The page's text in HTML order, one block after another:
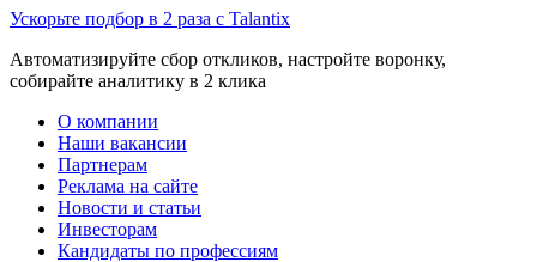
Ускорьте подбор в 2 раза с Talantix
Автоматизируйте сбор откликов, настройте воронку,
собирайте аналитику в 2 клика
О компании
Наши вакансии
Партнерам
Реклама на сайте
Новости и статьи
Инвесторам
Кандидаты по профессиям